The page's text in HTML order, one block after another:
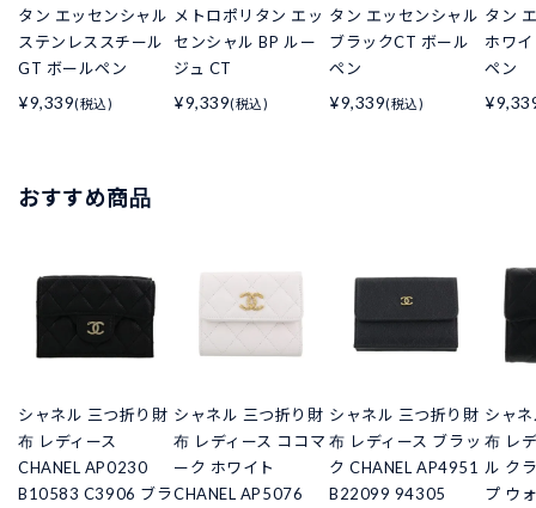
タン エッセンシャル
ステンレススチール
GT ボールペン
¥9,339(税込)
メトロポリタン エッ
センシャル BP ルー
ジュ CT
¥9,339(税込)
タン エッセンシャル
ブラックCT ボール
ペン
¥9,339(税込)
タン
ホワ
ペン
おすすめ商品
シャネル 三つ折り財
布 レディース
CHANEL AP0230
B10583 C3906 ブラ
シャネル 三つ折り財
布 レディース ココマ
ーク ホワイト
CHANEL AP5076
シャネル 三つ折り財
布 レディース ブラッ
ク CHANEL AP4951
B22099 94305
シャ
布 レ
ル ク
プ ウ